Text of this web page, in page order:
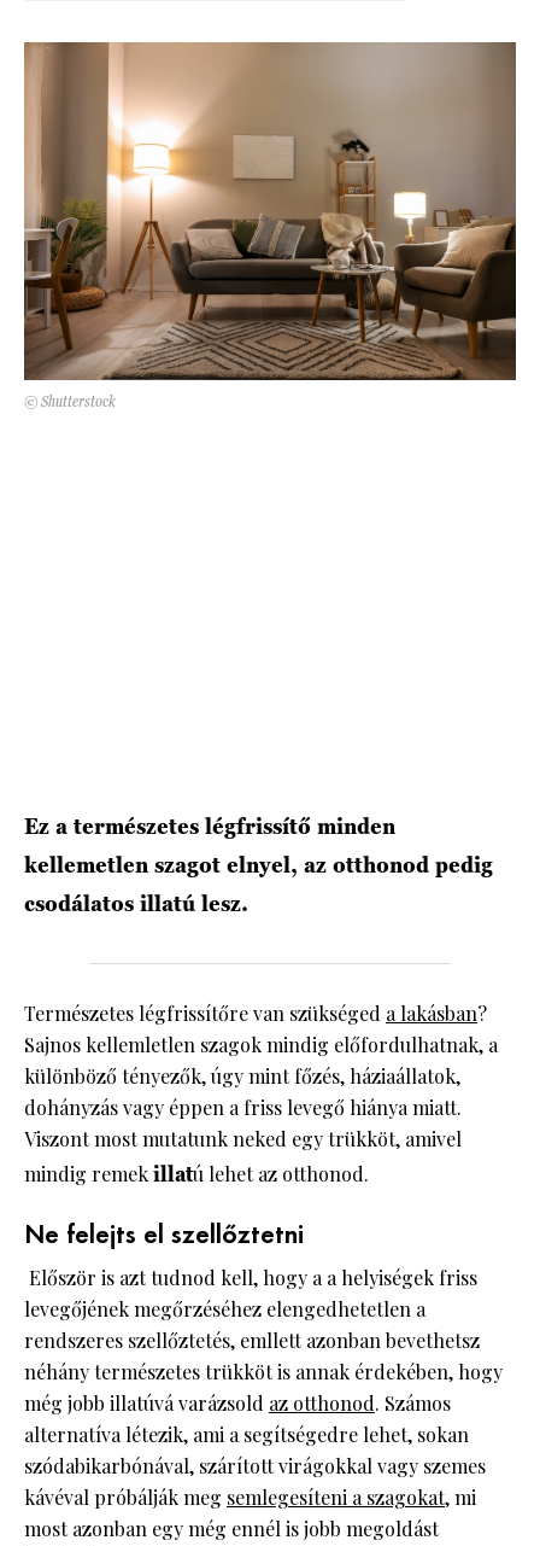
© Shutterstock
Ez a természetes légfrissítő minden
kellemetlen szagot elnyel, az otthonod pedig
csodálatos illatú lesz.
Természetes légfrissítőre van szükséged a lakásban?
Sajnos kellemletlen szagok mindig előfordulhatnak, a
különböző tényezők, úgy mint főzés, háziaállatok,
dohányzás vagy éppen a friss levegő hiánya miatt.
Viszont most mutatunk neked egy trükköt, amivel
mindig remekillatú lehet az otthonod.
Ne felejts el szellőztetni
Először is azt tudnod kell, hogy a a helyiségek friss
levegőjének megőrzéséhez elengedhetetlen a
rendszeres szellőztetés, emllett azonban bevethetsz
néhány természetes trükköt is annak érdekében, hogy
még jobb illatúvá varázsold az otthonod. Számos
alternatíva létezik, ami a segítségedre lehet, sokan
szódabikarbónával, szárított virágokkal vagy szemes
kávéval próbálják meg semlegesíteni a szagokat, mi
most azonban egy még ennél is jobb megoldást